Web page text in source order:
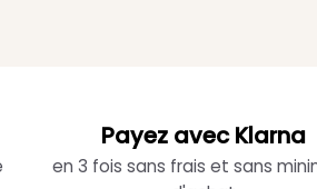
Payez avec Klarna
en 3 fois sans frais et sans